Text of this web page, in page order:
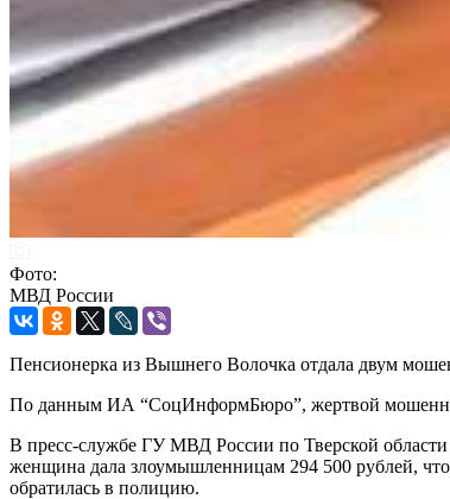
Фото:
МВД России
Пенсионерка из Вышнего Волочка отдала двум
По данным ИА “СоцИнформБюро”, жертвой
В пресс-службе ГУ МВД России по Тверской
женщина дала злоумышленницам 294 500 рублей,
обратилась в полицию.